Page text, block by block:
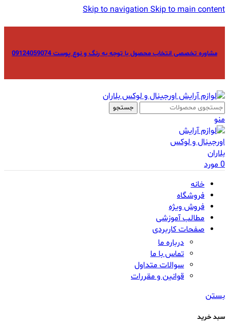
Skip to navigationSkip to main content
مشاوره تخصصی انتخاب محصول با توجه به رنگ و نوع پوست 09124059074
جستجو
منو
0مورد
خانه
فروشگاه
فروش ویژه
مطالب آموزشی
صفحات کاربردی
درباره ما
تماس با ما
سوالات متداول
قوانین و مقررات
بستن
سبد خرید